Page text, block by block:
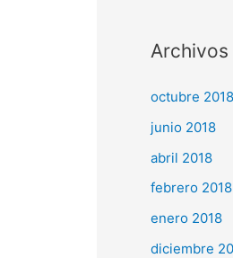
Archivos
octubre 2018
junio 2018
abril 2018
febrero 2018
enero 2018
diciembre